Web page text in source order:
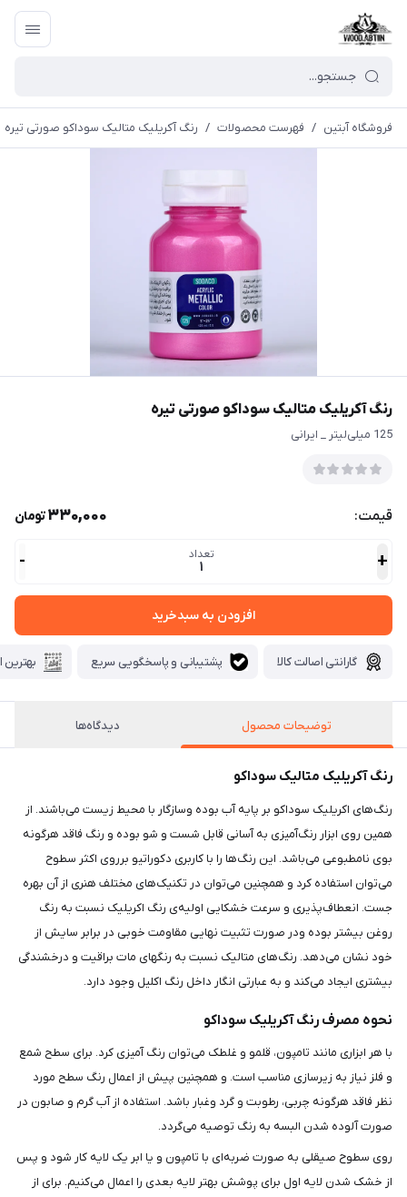
فروشگاه آبتین / فهرست محصولات / رنگ آکریلیک متالیک سوداکو صورتی تیره
رنگ آکریلیک متالیک سوداکو صورتی تیره
125 میلی‌لیتر _ ایرانی
قیمت: 330,000تومان
+ تعداد
1
-
افزودن به سبدخرید
گارانتی اصالت کالا پشتیبانی و پاسخگویی سریع بهترین
توضیحات محصول دیدگاه‌ها
رنگ آکریلیک متالیک سوداکو
رنگ‌های اکریلیک سوداکو بر پایه آب بوده وسازگار با محیط زیست می‌باشند. از
همین روی ابزار رنگ‌آمیزی به آسانی قابل شست و شو بوده و رنگ فاقد هرگونه
بوی نامطبوعی می‌باشد. این رنگ‌ها را با کاربری دکوراتیو برروی اکثر سطوح
می‌توان استفاده کرد و همچنین می‌توان در تکنیک‌های مختلف هنری از آن بهره
جست. انعطاف‌پذیری و سرعت خشکایی اولیه‌ی رنگ اکریلیک نسبت به رنگ
روغن بیشتر بوده ودر صورت تثبیت نهایی مقاومت خوبی در برابر سایش از
خود نشان می‌دهد. رنگ‌های متالیک نسبت به رنگهای مات براقیت و درخشندگی
بیشتری ایجاد می‌کند و به عبارتی انگار داخل رنگ اکلیل وجود دارد.
نحوه مصرف رنگ آکریلیک سوداکو
با هر ابزاری مانند تامپون، قلمو و غلطک می‌توان رنگ آمیزی کرد. برای سطح شمع
و فلز نیاز به زیرسازی مناسب است. و همچنین پیش از اعمال رنگ سطح مورد
نظر فاقد هرگونه چربی، رطوبت و گرد وغبار باشد. استفاده از آب گرم و صابون در
صورت آلوده شدن البسه به رنگ توصیه می‌گردد.
روی سطوح صیقلی به صورت ضربه‌ای با تامپون و یا ابر یک لایه کار شود و پس
از خشک شدن لایه اول برای پوشش بهتر لایه بعدی را اعمال می‌کنیم. برای از